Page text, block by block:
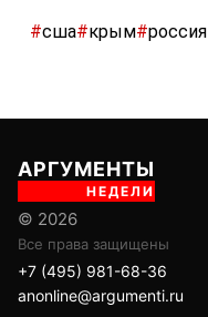
#сша#крым#россия
АРГУМЕНТЫ
НЕДЕЛИ
© 2026
Все права защищены
+7 (495) 981-68-36
anonline@argumenti.ru